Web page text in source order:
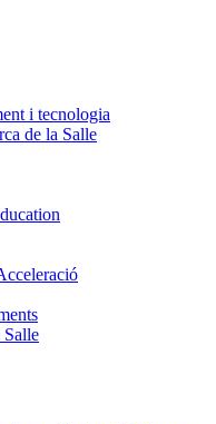
i tecnologia
de la Salle